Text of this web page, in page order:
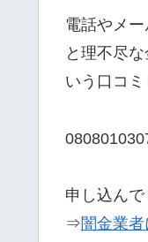
電話やメ
と理不尽
いう口コミ
申し込ん
⇒闇金業